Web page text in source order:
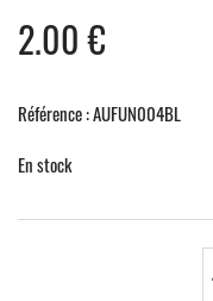
2.00€
Référence : AUFUN004BL
En stock